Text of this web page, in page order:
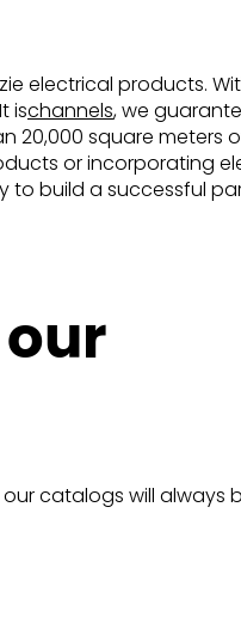
electrical products.
It ischannels, we
20,000 square meters
or incorporating
to build a successful
catalogs will always